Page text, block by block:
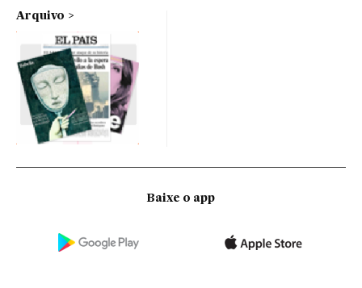
Arquivo
Baixe o app